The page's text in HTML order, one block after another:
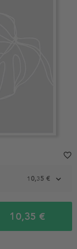
10,35 €
10,35 €
favorite_border